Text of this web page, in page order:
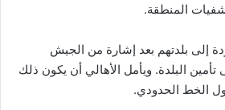
المنطقة.
إلى بلدتهم بعد إشارة من الجيش
البلدة. ويأمل الأهالي أن يكون ذلك
الخط الحدودي.